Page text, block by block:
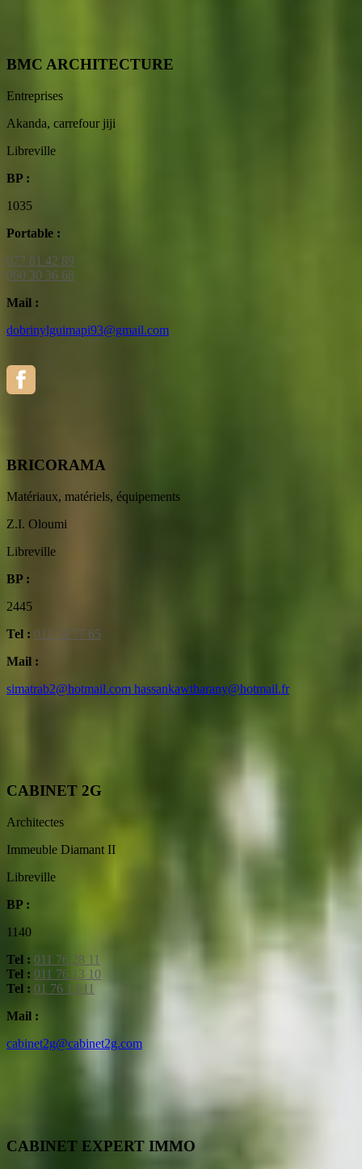
BMC ARCHITECTURE
Entreprises
Akanda, carrefour jiji
Libreville
BP :
1035
Portable :
077 81 42 89
060 30 36 68
Mail :
dobrinylguimapi93@gmail.com
BRICORAMA
Matériaux, matériels, équipements
Z.I. Oloumi
Libreville
BP :
2445
Tel : 011 74 77 65
Mail :
simatrab2@hotmail.com hassankawtharany@hotmail.fr
CABINET 2G
Architectes
Immeuble Diamant II
Libreville
BP :
1140
Tel : 011 76 28 11
Tel : 011 76 13 10
Tel : 01 76 13 11
Mail :
cabinet2g@cabinet2g.com
CABINET EXPERT IMMO